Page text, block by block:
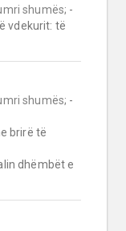
shumës; -
vdekurit: të
shumës; -